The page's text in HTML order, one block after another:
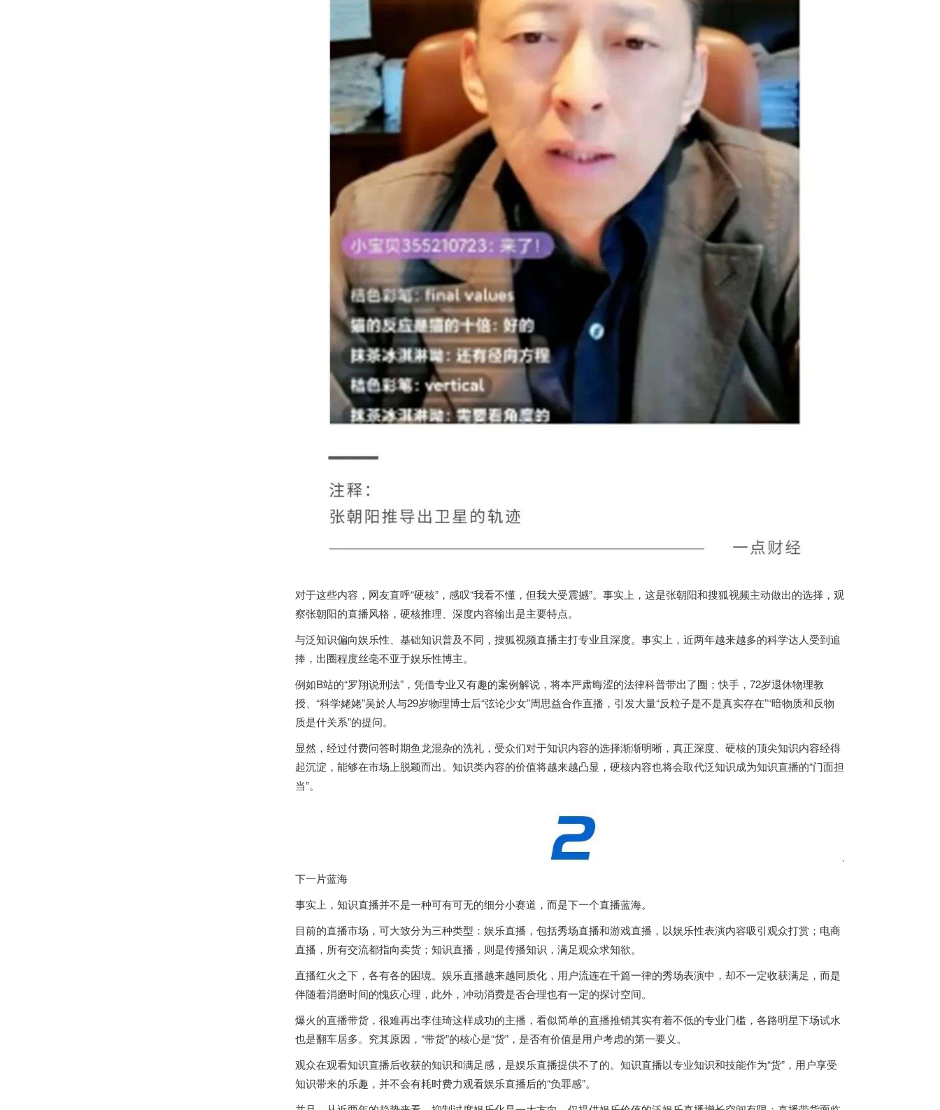
对于这些内容，网友直呼“硬核”，感叹“我看不懂，但我大受震撼”。事实上，这是张朝阳和搜狐视频主动做出的选择，观
察张朝阳的直播风格，硬核推理、深度内容输出是主要特点。
与泛知识偏向娱乐性、基础知识普及不同，搜狐视频直播主打专业且深度。事实上，近两年越来越多的科学达人受到追
捧，出圈程度丝毫不亚于娱乐性博主。
例如B站的“罗翔说刑法”，凭借专业又有趣的案例解说，将本严肃晦涩的法律科普带出了圈；快手，72岁退休物理教
授、“科学姥姥”吴於人与29岁物理博士后“弦论少女”周思益合作直播，引发大量“反粒子是不是真实存在”“暗物质和反物
质是什关系”的提问。
显然，经过付费问答时期鱼龙混杂的洗礼，受众们对于知识内容的选择渐渐明晰，真正深度、硬核的顶尖知识内容经得
起沉淀，能够在市场上脱颖而出。知识类内容的价值将越来越凸显，硬核内容也将会取代泛知识成为知识直播的“门面担
当”。
下一片蓝海
事实上，知识直播并不是一种可有可无的细分小赛道，而是下一个直播蓝海。
目前的直播市场，可大致分为三种类型：娱乐直播，包括秀场直播和游戏直播，以娱乐性表演内容吸引观众打赏；电商
直播，所有交流都指向卖货；知识直播，则是传播知识，满足观众求知欲。
直播红火之下，各有各的困境。娱乐直播越来越同质化，用户流连在千篇一律的秀场表演中，却不一定收获满足，而是
伴随着消磨时间的愧疚心理，此外，冲动消费是否合理也有一定的探讨空间。
爆火的直播带货，很难再出李佳琦这样成功的主播，看似简单的直播推销其实有着不低的专业门槛，各路明星下场试水
也是翻车居多。究其原因，“带货”的核心是“货”，是否有价值是用户考虑的第一要义。
观众在观看知识直播后收获的知识和满足感，是娱乐直播提供不了的。知识直播以专业知识和技能作为“货”，用户享受
知识带来的乐趣，并不会有耗时费力观看娱乐直播后的“负罪感”。